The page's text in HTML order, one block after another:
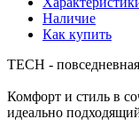
Наличие
Как купить
TECH -
Комфорт и стиль в
идеально